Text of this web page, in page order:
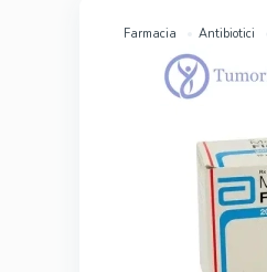
Farmacia Antibiotici